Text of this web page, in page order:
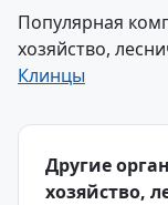
Популярная
хозяйство,
Клинцы
Другие
хозяйство,